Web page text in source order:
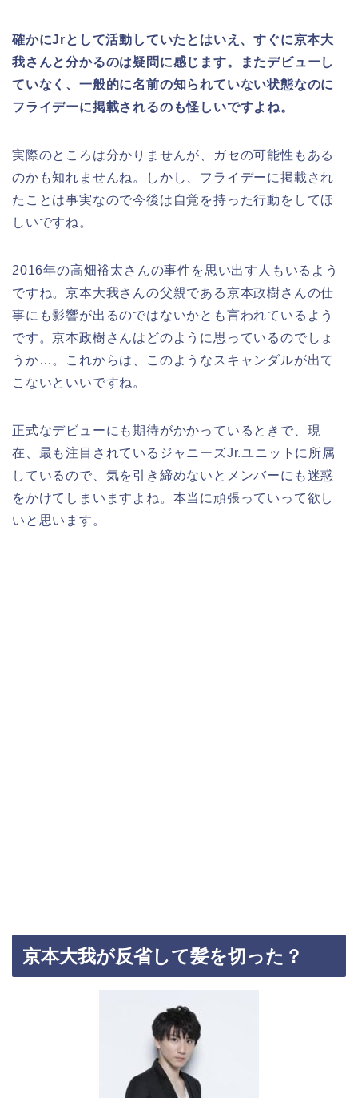
確かにJrとして活動していたとはいえ、すぐに京本大
我さんと分かるのは疑問に感じます。またデビューし
ていなく、一般的に名前の知られていない状態なのに
フライデーに掲載されるのも怪しいですよね。
実際のところは分かりませんが、ガセの可能性もある
のかも知れませんね。しかし、フライデーに掲載され
たことは事実なので今後は自覚を持った行動をしてほ
しいですね。
2016年の高畑裕太さんの事件を思い出す人もいるよう
ですね。京本大我さんの父親である京本政樹さんの仕
事にも影響が出るのではないかとも言われているよう
です。京本政樹さんはどのように思っているのでしょ
うか…。これからは、このようなスキャンダルが出て
こないといいですね。
正式なデビューにも期待がかかっているときで、現
在、最も注目されているジャニーズJr.ユニットに所属
しているので、気を引き締めないとメンバーにも迷惑
をかけてしまいますよね。本当に頑張っていって欲し
いと思います。
京本大我が反省して髪を切った？